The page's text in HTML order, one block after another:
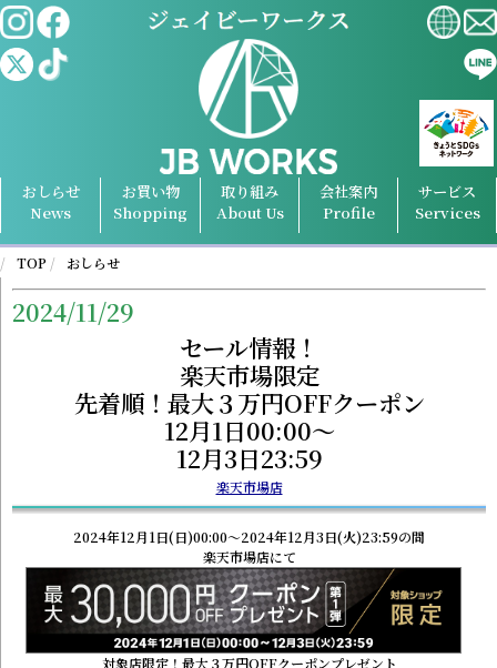
おしらせ
News
お買い物
Shopping
取り組み
About Us
会社案内
Profile
サービス
Services
TOP おしらせ
2024/11/29
セール情報！
楽天市場限定
先着順！最大３万円OFFクーポン
12月1日00:00～
12月3日23:59
楽天市場店
2024年12月1日(日)00:00～2024年12月3日(火)23:59の間
楽天市場店にて
対象店限定！最大３万円OFFクーポンプレゼント